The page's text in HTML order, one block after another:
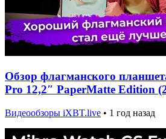
Обзор флагманского
Pro 12,2″ PaperMatte Edition
Видеообзоры iXBT.live • 1 год назад